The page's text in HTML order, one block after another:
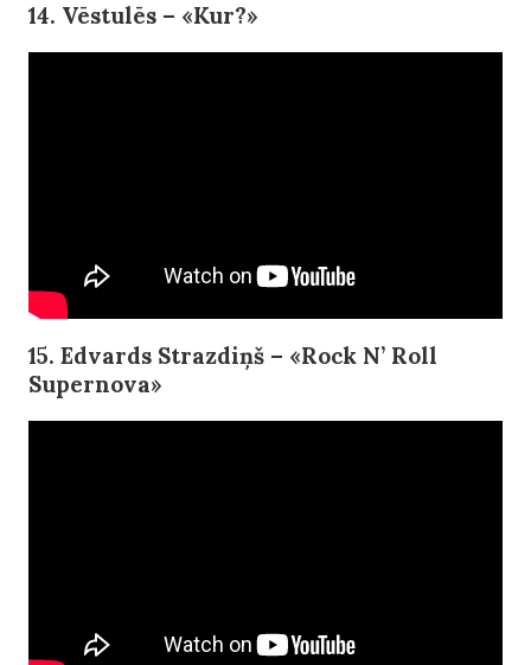
14. Vēstulēs – «Kur?»
15. Edvards Strazdiņš – «Rock N’ Roll
Supernova»